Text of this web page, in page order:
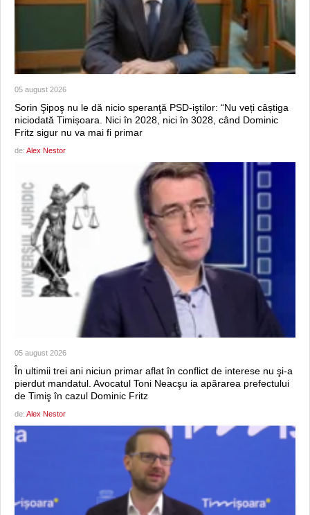
05 august 2026
Sorin Şipoş nu le dă nicio speranţă PSD-iştilor: “Nu veți câștiga
niciodată Timișoara. Nici în 2028, nici în 3028, când Dominic
Fritz sigur nu va mai fi primar
de: Alex Nestor
05 august 2026
În ultimii trei ani niciun primar aflat în conflict de interese nu şi-a
pierdut mandatul. Avocatul Toni Neacşu ia apărarea prefectului
de Timiş în cazul Dominic Fritz
de: Alex Nestor